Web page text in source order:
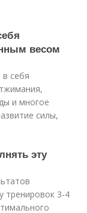
весом
себя
и многое
силы,
эту
тренировок 3-4